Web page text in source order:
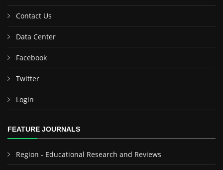
Contact Us
Data Center
Facebook
Twitter
Login
FEATURE JOURNALS
Region - Educational Research and Reviews